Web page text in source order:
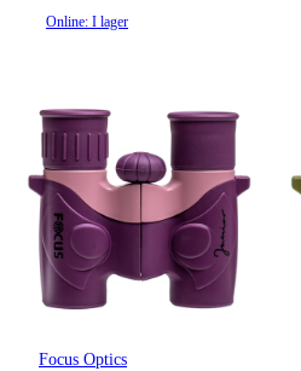
Online: I lager
Focus Optics